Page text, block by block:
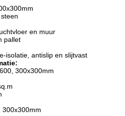
en muur
pallet
isolatie, antislip en slijtvast
300x300mm
300x300mm